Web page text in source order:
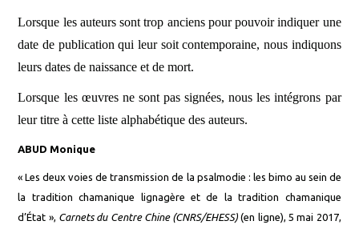
Lorsque les auteurs sont trop anciens pour pouvoir indiquer une
date de publication qui leur soit contemporaine, nous indiquons
leurs dates de naissance et de mort.
Lorsque les œuvres ne sont pas signées, nous les intégrons par
leur titre à cette liste alphabétique des auteurs.
ABUD Monique
« Les deux voies de transmission de la psalmodie : les bimo au sein de
la tradition chamanique lignagère et de la tradition chamanique
d’État », Carnets du Centre Chine (CNRS/EHESS) (en ligne), 5 mai 2017,